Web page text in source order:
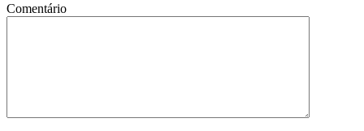
Comentário